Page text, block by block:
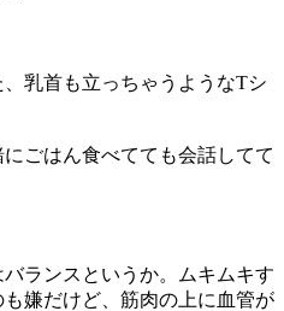
乳首も立っちゃうようなTシ
ごはん食べてても会話してて
ランスというか。ムキムキす
嫌だけど、筋肉の上に血管が